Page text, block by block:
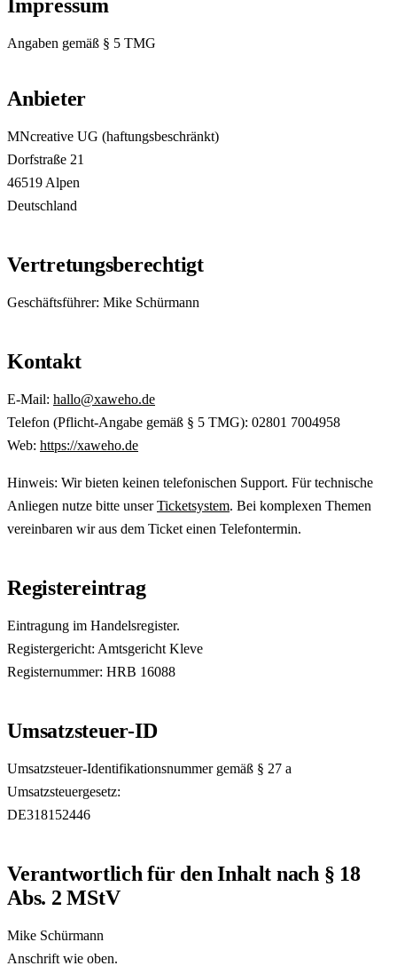
Impressum
Angaben gemäß § 5 TMG
Anbieter
MNcreative UG (haftungsbeschränkt)
Dorfstraße 21
46519 Alpen
Deutschland
Vertretungsberechtigt
Geschäftsführer: Mike Schürmann
Kontakt
E-Mail: hallo@xaweho.de
Telefon (Pflicht-Angabe gemäß § 5 TMG): 02801 7004958
Web: https://xaweho.de
Hinweis: Wir bieten keinen telefonischen Support. Für technische
Anliegen nutze bitte unserTicketsystem. Bei komplexen Themen
vereinbaren wir aus dem Ticket einen Telefontermin.
Registereintrag
Eintragung im Handelsregister.
Registergericht: Amtsgericht Kleve
Registernummer: HRB 16088
Umsatzsteuer-ID
Umsatzsteuer-Identifikationsnummer gemäß § 27 a
Umsatzsteuergesetz:
DE318152446
Verantwortlich für den Inhalt nach § 18
Abs. 2 MStV
Mike Schürmann
Anschrift wie oben.